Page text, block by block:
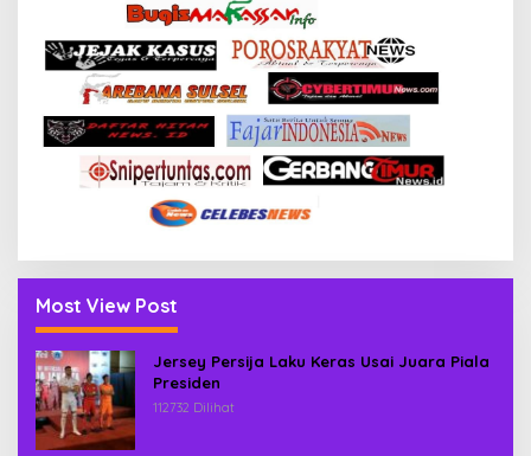
Most View Post
Jersey Persija Laku Keras Usai Juara Piala
Presiden
112732 Dilihat